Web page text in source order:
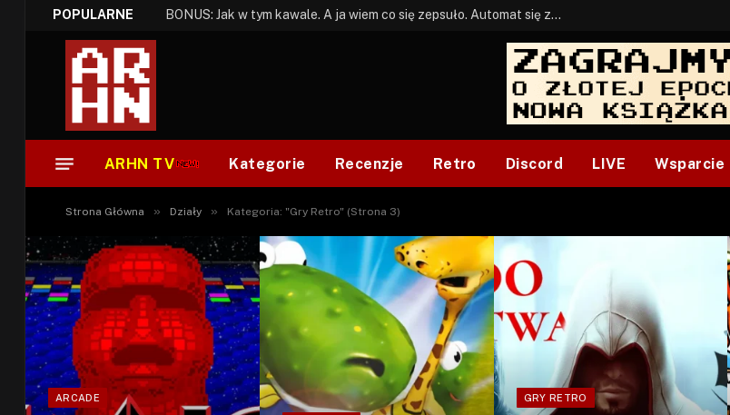
POPULARNE BONUS: Jak w tym kawale. A ja wiem co się zepsuło. Automat się zepsuł.
ARHN TV Kategorie Recenzje Retro Discord LIVE Wsparcie
Strona Główna » Działy » Kategoria: "Gry Retro" (Strona 3)
ARCADE GRY RETRO